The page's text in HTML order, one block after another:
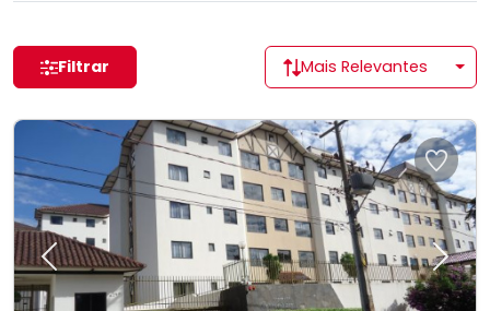
Filtrar Mais Relevantes
Previous Next